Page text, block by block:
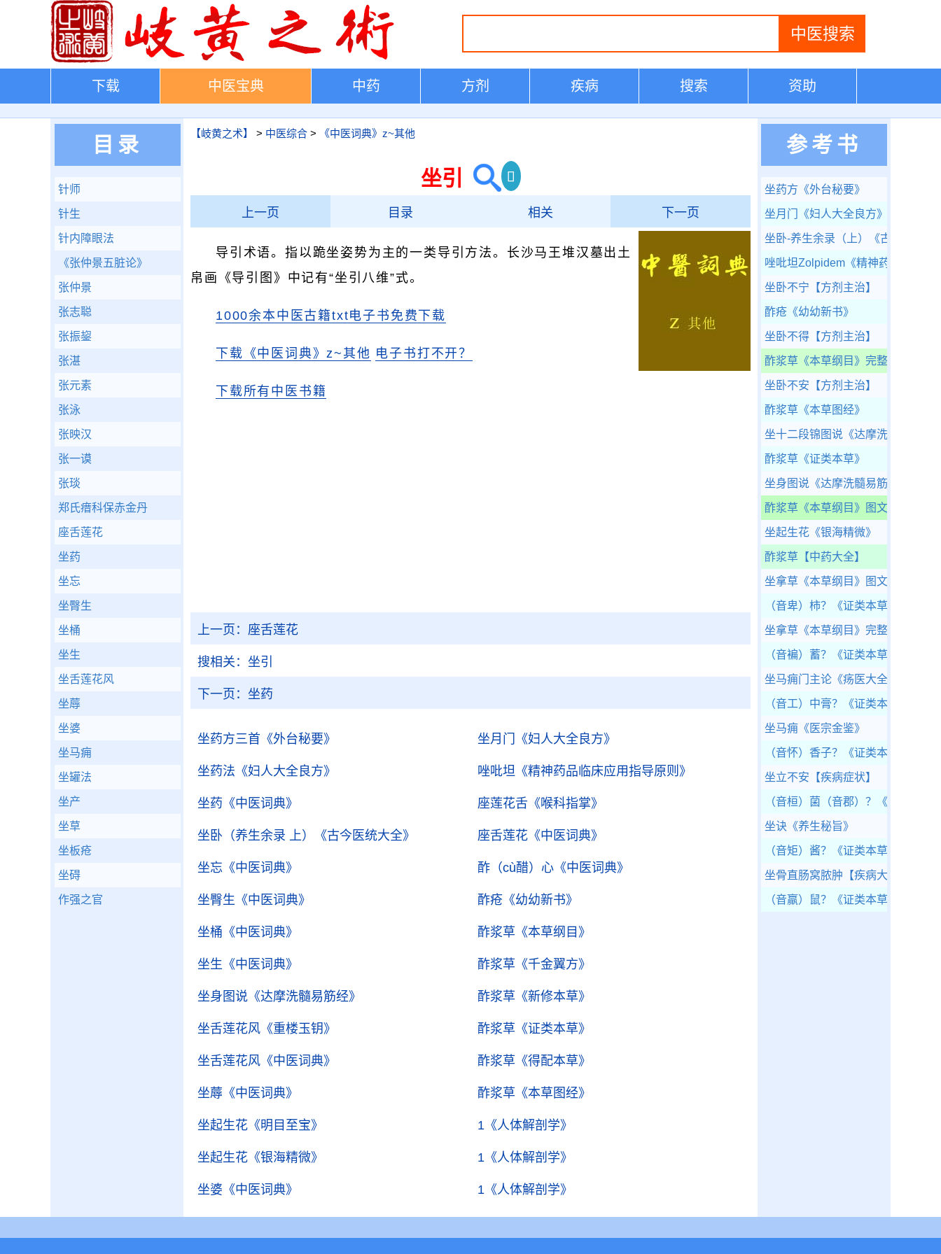
下载 中医宝典 中药 方剂 疾病 搜索 资助
【岐黄之术】 > 中医综合 > 《中医词典》z~其他
坐引
上一页 目录 相关 下一页
导引术语。指以跪坐姿势为主的一类导引方法。长沙马王堆汉墓出土
帛画《导引图》中记有“坐引八维”式。
1000余本中医古籍txt电子书免费下载
下载《中医词典》z~其他 电子书打不开？
下载所有中医书籍
上一页： 座舌莲花
搜相关： 坐引
下一页： 坐药
坐药方三首 《外台秘要》 坐月门 《妇人大全良方》
坐药法 《妇人大全良方》 唑吡坦 《精神药品临床应用指导原则》
坐药 《中医词典》 座莲花舌 《喉科指掌》
坐卧（养生余录 上） 《古今医统大全》 座舌莲花 《中医词典》
坐忘 《中医词典》 酢（cù醋）心 《中医词典》
坐臀生 《中医词典》 酢疮 《幼幼新书》
坐桶 《中医词典》 酢浆草 《本草纲目》
坐生 《中医词典》 酢浆草 《千金翼方》
坐身图说 《达摩洗髓易筋经》 酢浆草 《新修本草》
坐舌莲花风 《重楼玉钥》 酢浆草 《证类本草》
坐舌莲花风 《中医词典》 酢浆草 《得配本草》
坐蓐 《中医词典》 酢浆草 《本草图经》
坐起生花 《明目至宝》 1 《人体解剖学》
坐起生花 《银海精微》 1 《人体解剖学》
坐婆 《中医词典》 1 《人体解剖学》
目录
针师
针生
针内障眼法
《张仲景五脏论》
张仲景
张志聪
张振鋆
张湛
张元素
张泳
张映汉
张一谟
张琰
郑氏瘄科保赤金丹
座舌莲花
坐药
坐忘
坐臀生
坐桶
坐生
坐舌莲花风
坐蓐
坐婆
坐马痈
坐罐法
坐产
坐草
坐板疮
坐碍
作强之官
参考书
坐药方 《外台秘要》
坐月门 《妇人大全良方》
坐卧-养生余录（上） 《古今医统大
唑吡坦Zolpidem 《精神药品临床应
坐卧不宁 【方剂主治】
酢疮 《幼幼新书》
坐卧不得 【方剂主治】
酢浆草 《本草纲目》完整版
坐卧不安 【方剂主治】
酢浆草 《本草图经》
坐十二段锦图说 《达摩洗髓易筋经
酢浆草 《证类本草》
坐身图说 《达摩洗髓易筋经》
酢浆草 《本草纲目》图文版
坐起生花 《银海精微》
酢浆草 【中药大全】
坐拿草 《本草纲目》图文版
（音卑）柿？ 《证类本草》
坐拿草 《本草纲目》完整版
（音褊）蓄？ 《证类本草》
坐马痈门主论 《疡医大全》
（音工）中膏？ 《证类本草》
坐马痈 《医宗金鉴》
（音怀）香子？ 《证类本草》
坐立不安 【疾病症状】
（音桓）菌（音郡）？ 《证类本草
坐诀 《养生秘旨》
（音矩）酱？ 《证类本草》
坐骨直肠窝脓肿 【疾病大全】
（音羸）鼠？ 《证类本草》